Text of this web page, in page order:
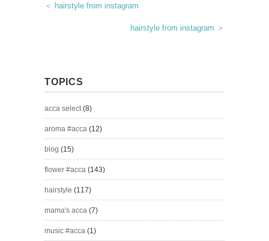
＜ hairstyle from instagram
hairstyle from instagram ＞
TOPICS
acca select(8)
aroma #acca (12)
blog (15)
flower #acca (143)
hairstyle (117)
mama's acca (7)
music #acca (1)